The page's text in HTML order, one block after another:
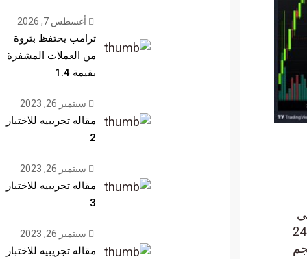
مدار 24
أغسطس 7, 2026
ترامب يحتفظ بثروة
من العملات المشفرة
بقيمة 1.4
سبتمبر 26, 2023
مقاله تجريبيه للاختبار
سبتمبر 26, 2023
مقاله تجريبيه للاختبار
سبتمبر 26, 2023
مقاله تجريبيه للاختبار